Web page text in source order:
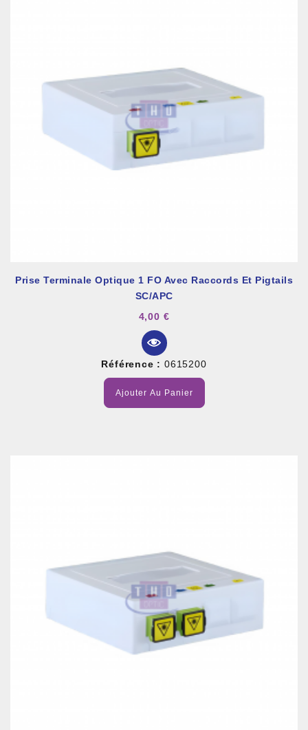
Prise Terminale Optique 1 FO Avec Raccords Et Pigtails
SC/APC
4,00 €
Référence : 0615200
Ajouter Au Panier